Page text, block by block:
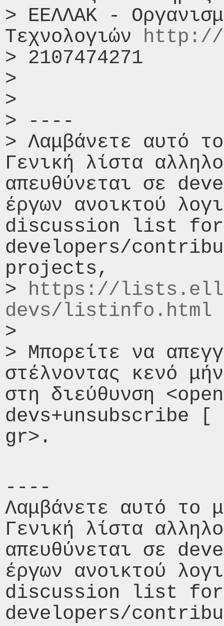
> ΕΕΛΛΑΚ -
Τεχνολογιών http://
> 2107474271
>
>
> ----
> Λαμβάνετε αυτό
Γενική λίστα
απευθύνεται σε
έργων ανοικτού
discussion list for
developers/
projects,
> https://
devs/listinfo.html
>
> Μπορείτε να
στέλνοντας κενό
στη διεύθυνση
----
Λαμβάνετε αυτό το
Γενική λίστα
απευθύνεται σε
έργων ανοικτού
discussion list for
developers/